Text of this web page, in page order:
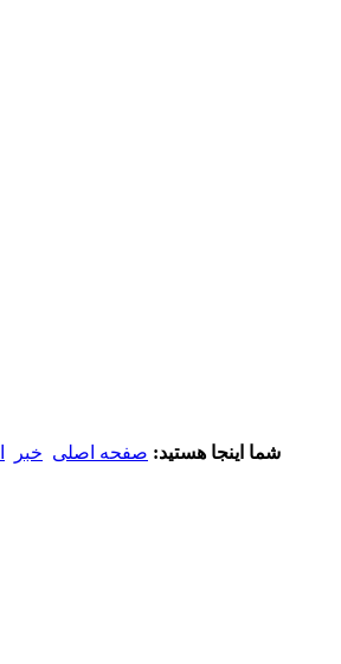
شما اینجا هستید: صفحه اصلی خبر